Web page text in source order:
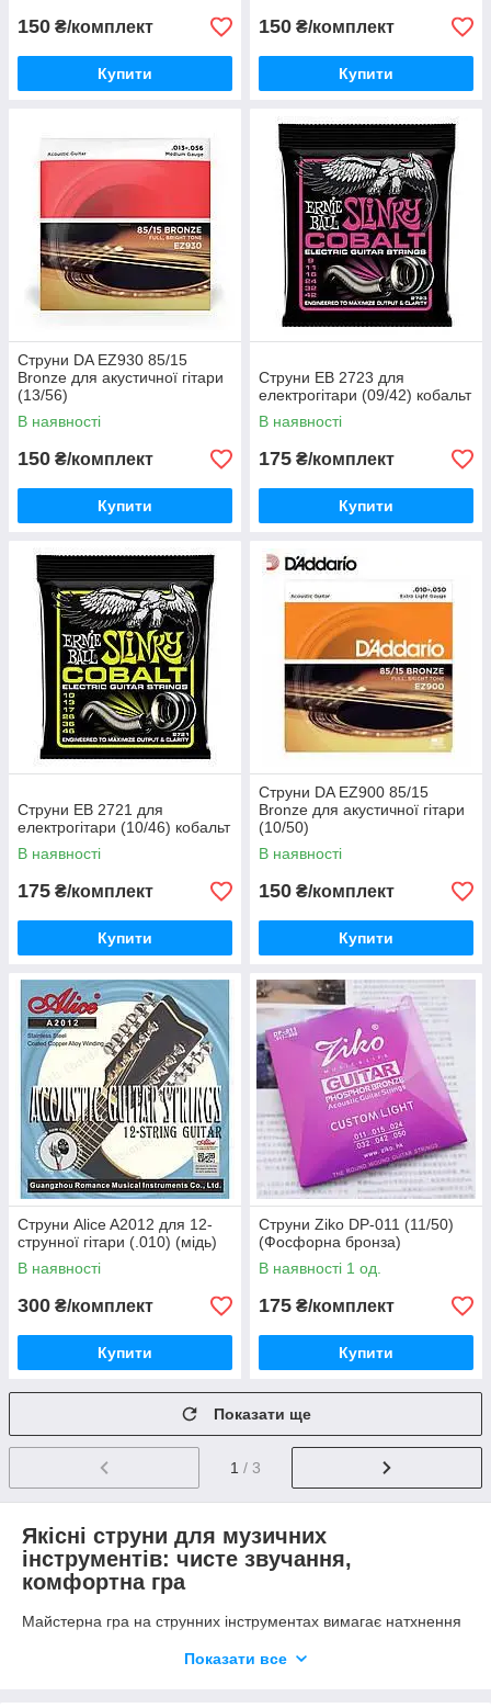
150 ₴/комплект
Купити
150 ₴/комплект
Купити
Струни DA EZ930 85/15
Bronze для акустичної гітари
(13/56)
В наявності
150 ₴/комплект
Купити
Струни EB 2723 для
електрогітари (09/42) кобальт
В наявності
175 ₴/комплект
Купити
Струни EB 2721 для
електрогітари (10/46) кобальт
В наявності
175 ₴/комплект
Купити
Струни DA EZ900 85/15
Bronze для акустичної гітари
(10/50)
В наявності
150 ₴/комплект
Купити
Струни Alice A2012 для 12-
струнної гітари (.010) (мідь)
В наявності
300 ₴/комплект
Купити
Струни Ziko DP-011 (11/50)
(Фосфорна бронза)
В наявності 1 од.
175 ₴/комплект
Купити
Показати ще
1 / 3
Якісні струни для музичних
інструментів: чисте звучання,
комфортна гра
Майстерна гра на струнних інструментах вимагає натхнення
самоучки, і учні музичних навчальних закладів знають: хочеш
Показати все